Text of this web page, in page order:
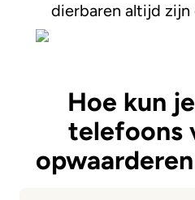
dierbaren altijd
Hoe kun
telefoons